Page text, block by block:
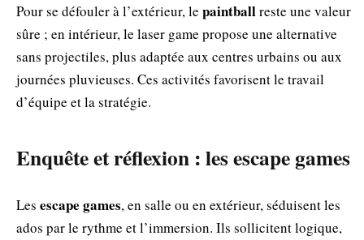
Pour se défouler à l’extérieur, le paintballreste une valeur
sûre ; en intérieur, le laser game propose une alternative
sans projectiles, plus adaptée aux centres urbains ou aux
journées pluvieuses. Ces activités favorisent le travail
d’équipe et la stratégie.
Enquête et réflexion : les escape games
Les escape games, en salle ou en extérieur, séduisent les
ados par le rythme et l’immersion. Ils sollicitent logique,